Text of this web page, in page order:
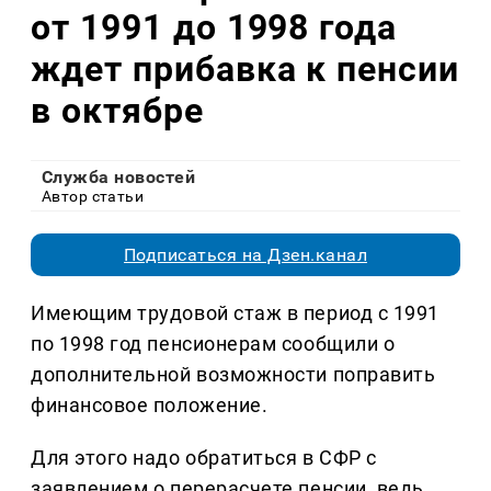
от 1991 до 1998 года
ждет прибавка к пенсии
в октябре
Служба новостей
Автор статьи
Подписаться на Дзен.канал
Имеющим трудовой стаж в период с 1991
по 1998 год пенсионерам сообщили о
дополнительной возможности поправить
финансовое положение.
Для этого надо обратиться в СФР с